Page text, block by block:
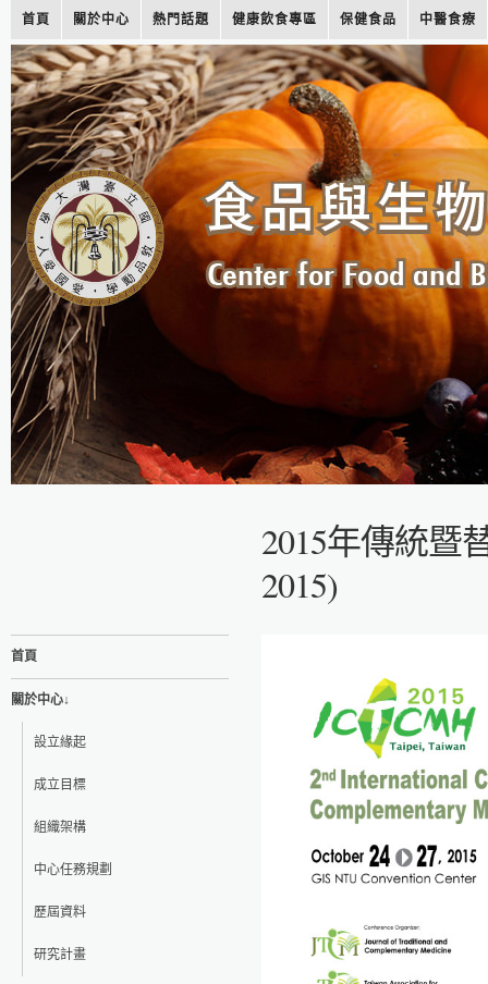
首頁 關於中心 熱門話題 健康飲食專區 保健食品 中醫食療
2015年傳統暨
2015)
首頁
關於中心↓
設立緣起
成立目標
組織架構
中心任務規劃
歷屆資料
研究計畫